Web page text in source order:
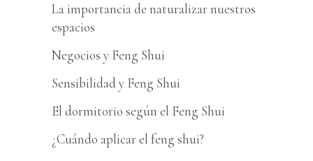
La importancia de naturalizar nuestros
espacios
Negocios y Feng Shui
Sensibilidad y Feng Shui
El dormitorio según el Feng Shui
¿Cuándo aplicar el feng shui?